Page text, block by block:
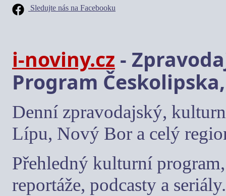
Sledujte nás na Facebooku
i-noviny.cz -
Program
Denní zpravodajský,
Lípu, Nový Bor a celý
Přehledný kulturní
reportáže, podcasty a seriály.